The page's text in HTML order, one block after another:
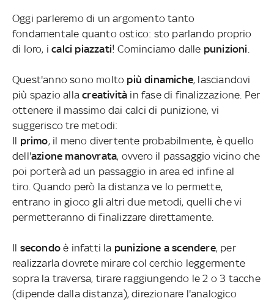
Oggi parleremo di un argomento tanto
fondamentale quanto ostico: sto parlando proprio
di loro, icalci piazzati!Cominciamo dalle punizioni
Quest'anno sono molto più dinamiche, lasciandovi
più spazio allacreatività in fase di finalizzazione. Per
ottenere il massimo dai calci di punizione, vi
suggerisco tre metodi:
Il primo, il meno divertente probabilmente, è quello
dell'azione manovrata, ovvero il passaggio vicino che
poi porterà ad un passaggio in area ed infine al
tiro. Quando però la distanza ve lo permette,
entrano in gioco gli altri due metodi, quelli che vi
permetteranno di finalizzare direttamente.
Il secondoè infatti la punizione a scendere, per
realizzarla dovrete mirare col cerchio leggermente
sopra la traversa, tirare raggiungendo le 2 o 3 tacche
(dipende dalla distanza), direzionare l'analogico